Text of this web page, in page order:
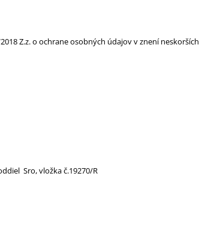
Z.z. o ochrane osobných údajov v znení neskorších
Sro, vložka č.19270/R